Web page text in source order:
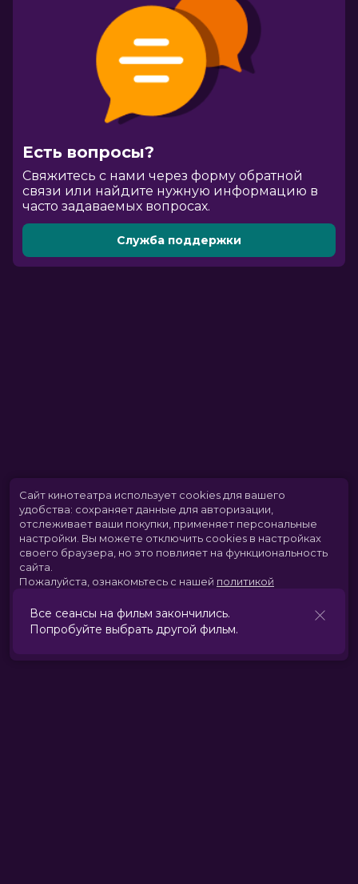
Есть вопросы?
Cвяжитесь с нами через форму обратной
связи или найдите нужную информацию в
часто задаваемых вопросах.
Служба поддержки
Все сеансы на фильм закончились.
Попробуйте выбрать другой фильм.
Сайт кинотеатра использует cookies для вашего
удобства: сохраняет данные для авторизации,
отслеживает ваши покупки, применяет персональные
настройки. Вы можете отключить cookies в настройках
своего браузера, но это повлияет на функциональность
сайта.
Пожалуйста, ознакомьтесь с нашей политикой
Принять